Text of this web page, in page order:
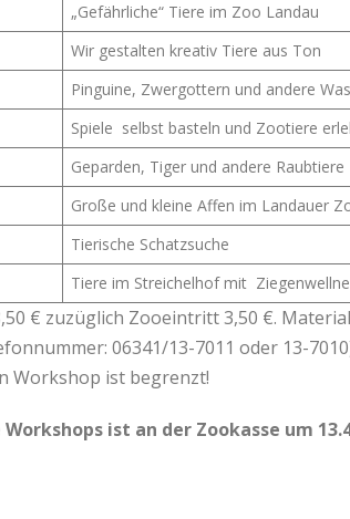
„Gefährliche“ Tiere im Zoo Landau
Wir gestalten kreativ Tiere aus Ton
Pinguine, Zwergottern und andere
Spiele selbst basteln und Zootiere
Geparden, Tiger und andere Raubtiere
Große und kleine Affen im Landauer
Tierische Schatzsuche
Tiere im Streichelhof mit
€ zuzüglich Zooeintritt 3,50 €.
06341/13-7011 oder 13-
Workshop ist begrenzt!
ist an der Zookasse um